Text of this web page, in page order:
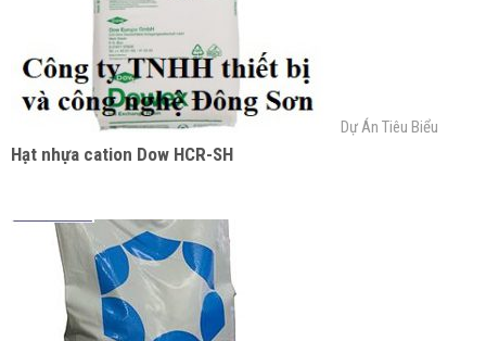
Dự Án Tiêu Biểu
Hạt nhựa cation Dow HCR-SH